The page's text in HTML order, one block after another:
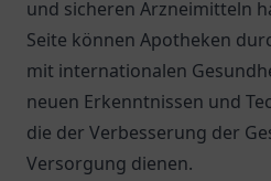
und sicheren Arzneimitteln
Seite können Apotheken
mit internationalen
neuen Erkenntnissen und
die der Verbesserung der
Versorgung dienen.